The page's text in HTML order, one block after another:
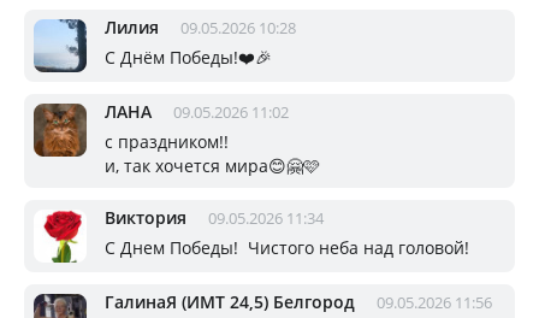
Лилия 09.05.2026 10:28
С Днём Победы!❤️🎉
ЛАНА 09.05.2026 11:02
с праздником!!
и, так хочется мира😊🤗🩷
Виктория 09.05.2026 11:34
С Днем Победы! Чистого неба над головой!
ГалинаЯ (ИМТ 24,5) Белгород 09.05.2026 11:56